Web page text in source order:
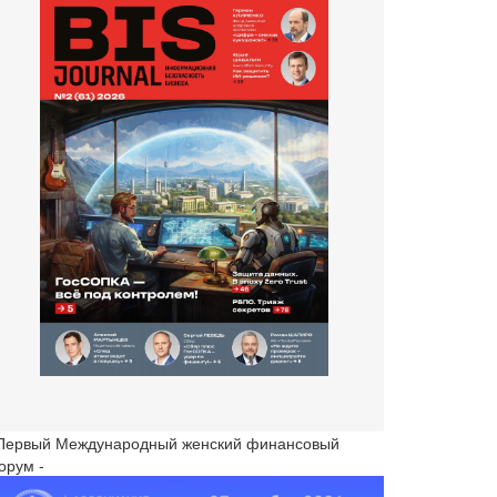
Международный женский финансовый
-